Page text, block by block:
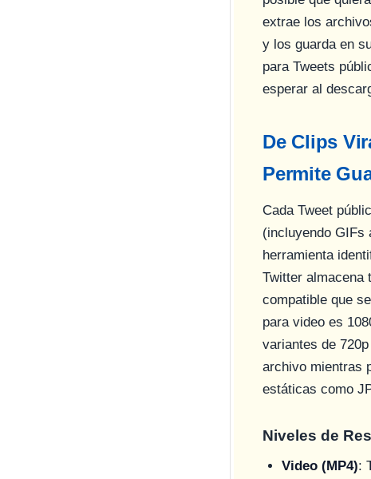
extrae los
y los guarda en
para Tweets
esperar al
De Clips
Permite
Cada Tweet
(incluyendo GIFs
herramienta
Twitter almacena
compatible que
para video es
variantes de
archivo mientras
estáticas como
Niveles de
Video (MP4):